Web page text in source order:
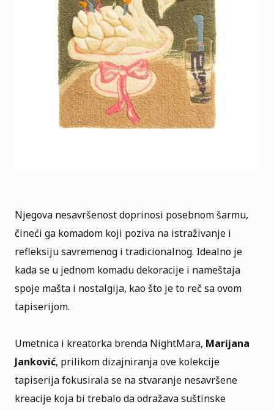
Njegova nesavršenost doprinosi posebnom šarmu,
čineći ga komadom koji poziva na istraživanje i
refleksiju savremenog i tradicionalnog. Idealno je
kada se u jednom komadu dekoracije i nameštaja
spoje mašta i nostalgija, kao što je to reč sa ovom
tapiserijom.
Umetnica i kreatorka brenda NightMara, Marijana
Janković, prilikom dizajniranja ove kolekcije
tapiserija fokusirala se na stvaranje nesavršene
kreacije koja bi trebalo da odražava suštinske